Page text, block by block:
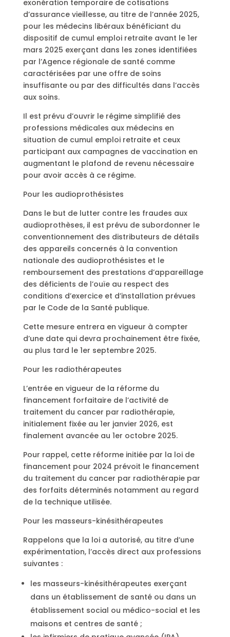
exonération temporaire de cotisations
d’assurance vieillesse, au titre de l’année 2025,
pour les médecins libéraux bénéficiant du
dispositif de cumul emploi retraite avant le 1er
mars 2025 exerçant dans les zones identifiées
par l’Agence régionale de santé comme
caractérisées par une offre de soins
insuffisante ou par des difficultés dans l’accès
aux soins.
Il est prévu d’ouvrir le régime simplifié des
professions médicales aux médecins en
situation de cumul emploi retraite et ceux
participant aux campagnes de vaccination en
augmentant le plafond de revenu nécessaire
pour avoir accès à ce régime.
Pour les audioprothésistes
Dans le but de lutter contre les fraudes aux
audioprothèses, il est prévu de subordonner le
conventionnement des distributeurs de détails
des appareils concernés à la convention
nationale des audioprothésistes et le
remboursement des prestations d’appareillage
des déficients de l’ouïe au respect des
conditions d’exercice et d’installation prévues
par le Code de la Santé publique.
Cette mesure entrera en vigueur à compter
d’une date qui devra prochainement être fixée,
au plus tard le 1er septembre 2025.
Pour les radiothérapeutes
L’entrée en vigueur de la réforme du
financement forfaitaire de l’activité de
traitement du cancer par radiothérapie,
initialement fixée au 1er janvier 2026, est
finalement avancée au 1er octobre 2025.
Pour rappel, cette réforme initiée par la loi de
financement pour 2024 prévoit le financement
du traitement du cancer par radiothérapie par
des forfaits déterminés notamment au regard
de la technique utilisée.
Pour les masseurs-kinésithérapeutes
Rappelons que la loi a autorisé, au titre d’une
expérimentation, l’accès direct aux professions
suivantes :
les masseurs-kinésithérapeutes exerçant
dans un établissement de santé ou dans un
établissement social ou médico-social et les
maisons et centres de santé ;